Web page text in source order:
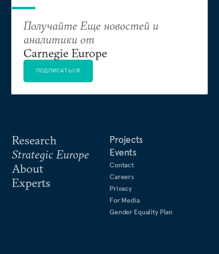
Research
Strategic Europe
About
Experts
Projects
Events
Contact
Careers
Privacy
For Media
Gender Equality Plan
Получайте Еще новостей и
аналитики от
Carnegie Europe
ПОДПИСАТЬСЯ